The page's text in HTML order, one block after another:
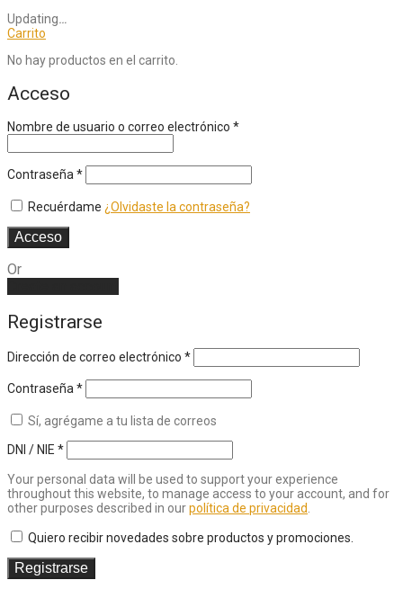
Updating…
Carrito
No hay productos en el carrito.
Acceso
Nombre de usuario o correo electrónico *
Contraseña*
Recuérdame ¿Olvidaste la contraseña?
Acceso
Or
Registrarse
Dirección de correo electrónico *
Contraseña*
Sí, agrégame a tu lista de correos
DNI / NIE *
Your personal data will be used to support your experience
throughout this website, to manage access to your account, and for
other purposes described in ourpolítica de privacidad.
Quiero recibir novedades sobre productos y promociones.
Registrarse